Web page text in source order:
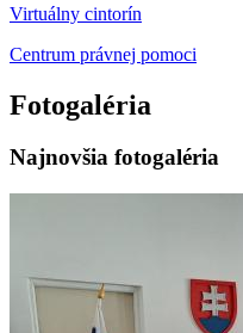
Virtuálny cintorín
Centrum právnej pomoci
Fotogaléria
Najnovšia fotogaléria